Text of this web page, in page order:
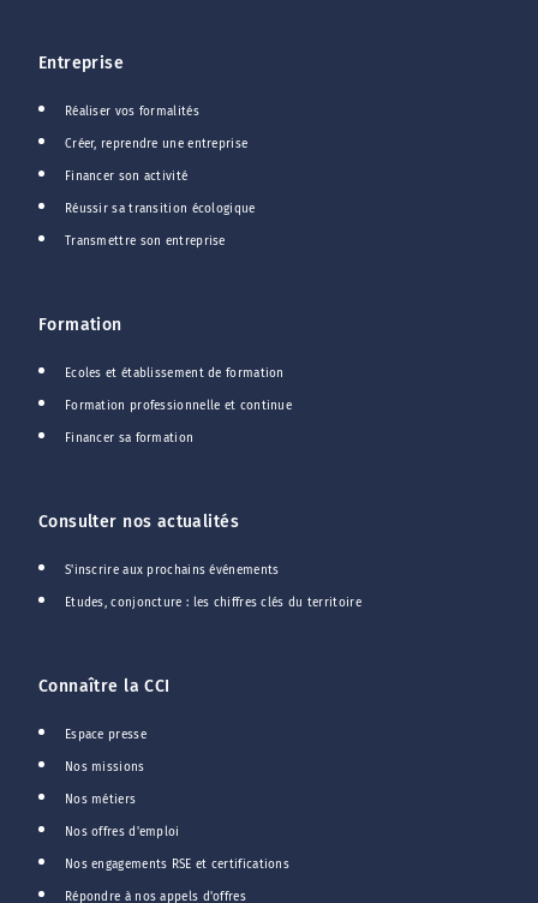
Entreprise
Réaliser vos formalités
Créer, reprendre une entreprise
Financer son activité
Réussir sa transition écologique
Transmettre son entreprise
Formation
Ecoles et établissement de formation
Formation professionnelle et continue
Financer sa formation
Consulter nos actualités
S'inscrire aux prochains événements
Etudes, conjoncture : les chiffres clés du territoire
Connaître la CCI
Espace presse
Nos missions
Nos métiers
Nos offres d'emploi
Nos engagements RSE et certifications
Répondre à nos appels d'offres